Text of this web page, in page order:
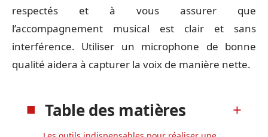
respectés et à vous assurer que
l’accompagnement musical est clair et sans
interférence. Utiliser un microphone de bonne
qualité aidera à capturer la voix de manière nette.
Table des matières